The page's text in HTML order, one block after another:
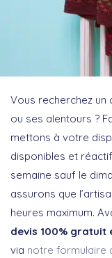
Vous recherchez
ou ses alentours ?
mettons à votre
disponibles et
semaine sauf le
assurons que
heures maximum.
devis 100% gratuit
via notre formulaire